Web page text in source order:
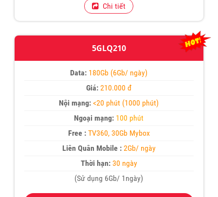
Chi tiết
5GLQ210
Data: 180Gb (6Gb/ ngày)
Giá:210.000 đ
Nội mạng: <20 phút (1000 phút)
Ngoại mạng: 100 phút
Free : TV360, 30Gb Mybox
Liên Quân Mobile : 2Gb/ ngày
Thời hạn:30 ngày
(Sử dụng 6Gb/ 1ngày)